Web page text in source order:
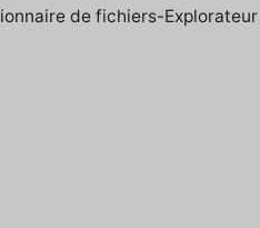
de fichiers-